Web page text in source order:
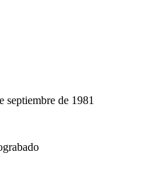
septiembre de 1981